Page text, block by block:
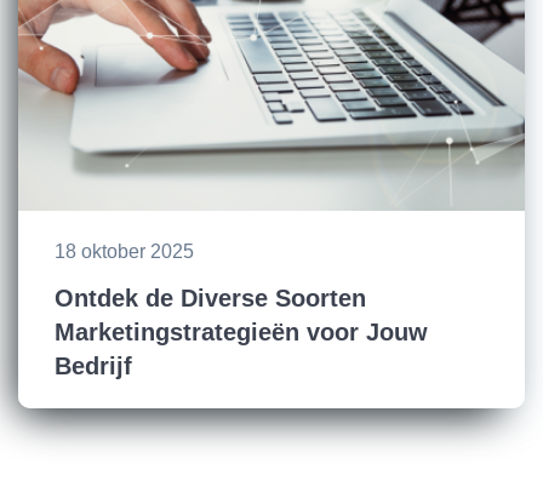
18 oktober 2025
Ontdek de Diverse Soorten
Marketingstrategieën voor Jouw
Bedrijf